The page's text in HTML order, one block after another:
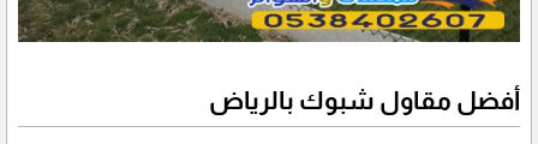
أفضل مقاول شبوك بالرياض